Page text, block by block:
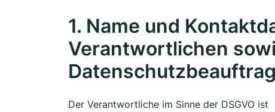
1. Name und
Verantwortlichen
Der Verantwortliche im Sinne der DSGVO ist